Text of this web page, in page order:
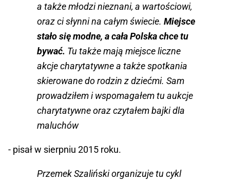
a także młodzi nieznani, a wartościowi,
oraz ci słynni na całym świecie. Miejsce
stało się modne, a cała Polska chce tu
bywać. Tu także mają miejsce liczne
akcje charytatywne a także spotkania
skierowane do rodzin z dziećmi. Sam
prowadziłem i wspomagałem tu aukcje
charytatywne oraz czytałem bajki dla
maluchów
- pisał w sierpniu 2015 roku.
Przemek Szaliński organizuje tu cykl